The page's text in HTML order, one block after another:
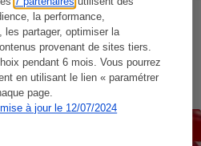
la performance,
les partager, optimiser la
provenant de sites tiers.
pendant 6 mois. Vous pourrez
en utilisant le lien « paramétrer
page.
à jour le 12/07/2024
- Glossaire